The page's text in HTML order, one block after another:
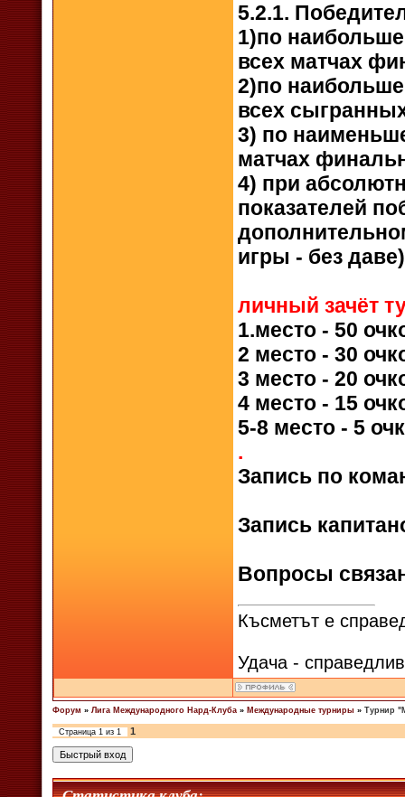
5.2.1.
1)по
всех матчах
2)по
всех
3) по
матчах
4) при
показателей
игры - без даве)
личный зачёт
1.место - 50
2 место - 30
3 место - 20
4 место - 15
5-8 место - 5
.
Запись по
Запись
Вопросы
Късметът е
Удача -
Форум » Лига Международного Нард-Клуба » Международные турниры » Турнир
Страница 1 из 1 1